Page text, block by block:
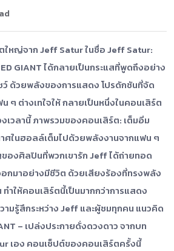
ใหญ่จาก Jeff Satur ในชื่อ Jeff Satur:
GIANT ได้กลายเป็นกระแสที่พูดถึงอย่าง
ว์ ด้วยพลังของการแสดง โปรดักชันที่จัด
ๆ ต่างเทใจให้ กลายเป็นหนึ่งในคอนเสิร์ต
เวลานี้ ภาพรวมของคอนเสิร์ต: เต็มอิ่ม
ศในฮอลล์เต็มไปด้วยพลังงานจากแฟน ๆ
องศิลปินที่พวกเขารัก Jeff ได้ถ่ายทอด
อกมาอย่างมีชีวิต ด้วยเสียงร้องที่ทรงพลัง
ำให้คอนเสิร์ตนี้เป็นมากกว่าการแสดง
มรู้สึกระหว่าง Jeff และผู้ชมทุกคน แนวคิด
– เปล่งประกายดั่งดวงดาว จากบท
เอง คอนเซ็ปต์ของคอนเสิร์ตครั้งนี้